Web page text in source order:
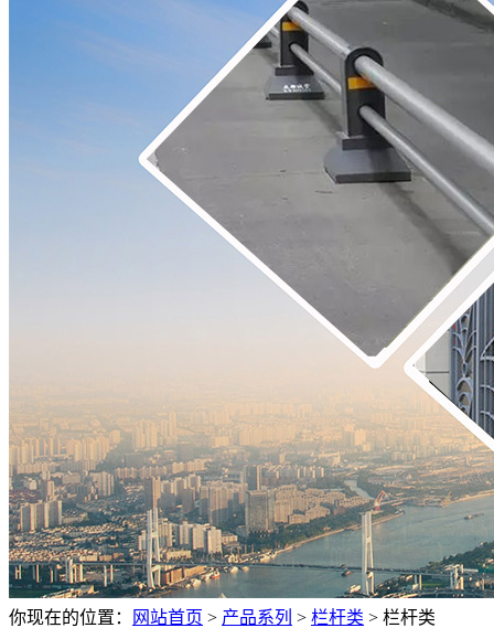
你现在的位置： 网站首页 > 产品系列 > 栏杆类 > 栏杆类